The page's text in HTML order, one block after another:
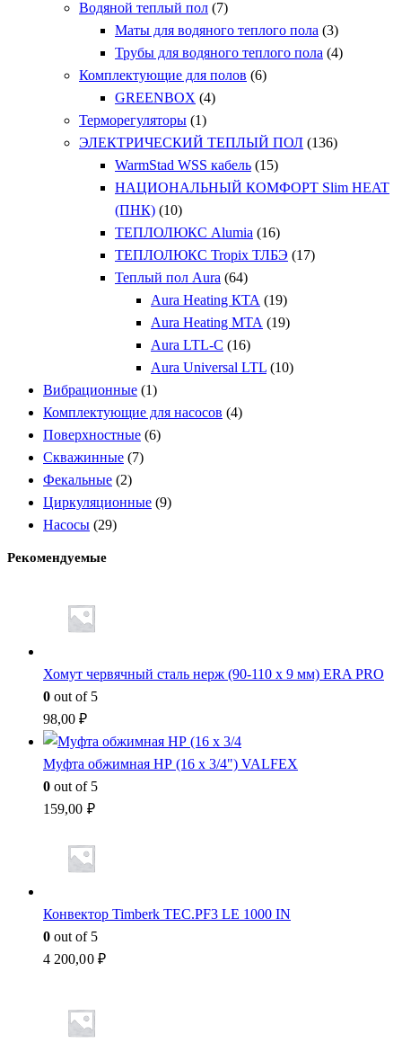
Водяной теплый пол (7)
Маты для водяного теплого пола (3)
Трубы для водяного теплого пола (4)
Комплектующие для полов (6)
GREENBOX (4)
Терморегуляторы (1)
ЭЛЕКТРИЧЕСКИЙ ТЕПЛЫЙ ПОЛ (136)
WarmStad WSS кабель (15)
НАЦИОНАЛЬНЫЙ КОМФОРТ Slim HEAT
(ПНК) (10)
ТЕПЛОЛЮКС Alumia (16)
ТЕПЛОЛЮКС Tropix ТЛБЭ (17)
Теплый пол Aura (64)
Aura Heating КТА (19)
Aura Heating МТА (19)
Aura LTL-C (16)
Aura Universal LTL (10)
Вибрационные (1)
Комплектующие для насосов (4)
Поверхностные (6)
Скважинные (7)
Фекальные (2)
Циркуляционные (9)
Насосы (29)
Рекомендуемые
Хомут червячный сталь нерж (90-110 x 9 мм) ERA PRO
0 out of 5
98,00₽
Муфта обжимная НР (16 x 3/4") VALFEX
0 out of 5
159,00 ₽
Конвектор Timberk TEC.PF3 LE 1000 IN
0 out of 5
4 200,00 ₽